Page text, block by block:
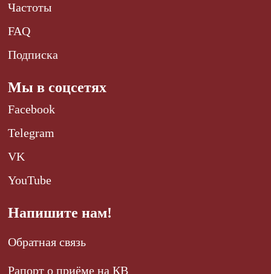
Частоты
FAQ
Подписка
Мы в соцсетях
Facebook
Telegram
VK
YouTube
Напишите нам!
Обратная связь
Рапорт о приёме на КВ